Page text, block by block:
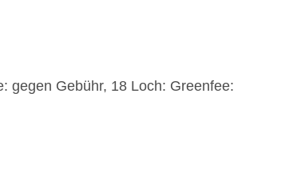
gegen Gebühr, 18 Loch: Greenfee: